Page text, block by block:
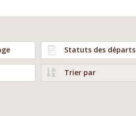
Statuts des départs
Trier par